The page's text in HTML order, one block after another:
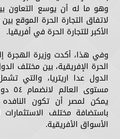
وهو ما له أن يوسع التعاون
لاتفاق التجارة الحرة الموقع
الأكبر للتجارة الحرة في أفريقيا.
وفي هذا، أكدت وزيرة الهجرة
الحرة الإفريقية، بين مختلف
الدول عدا اريتريا، والتي
يمكن لمصر أن تكون
باستضافة مختلف
الأسواق الأفريقية.